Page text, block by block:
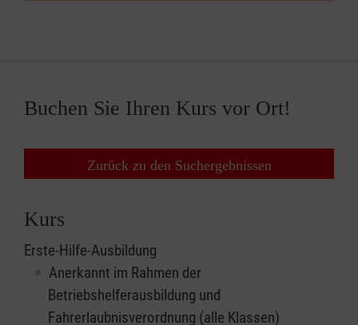
Buchen Sie Ihren Kurs vor Ort!
Zurück zu den Suchergebnissen
Kurs
Erste-Hilfe-Ausbildung
Anerkannt im Rahmen der
Betriebshelferausbildung und
Fahrerlaubnisverordnung (alle Klassen)